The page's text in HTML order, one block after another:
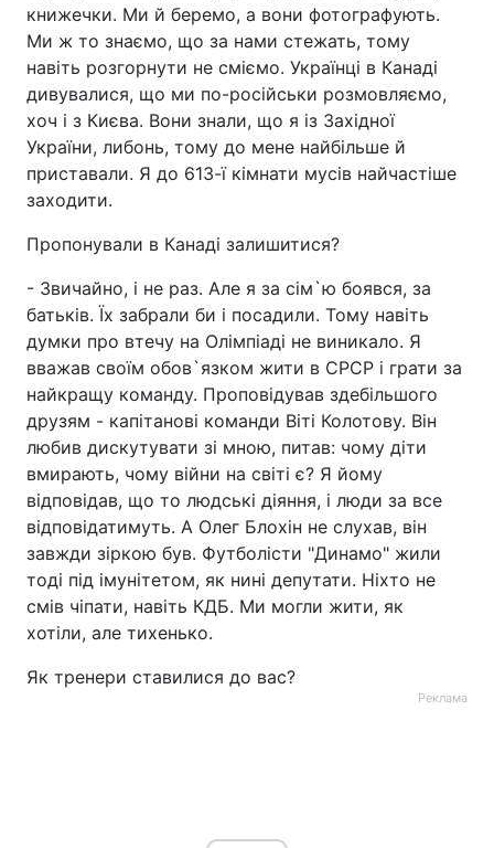
Послуги
книжечки. Ми й беремо, а вони фотографують.
Ми ж то знаємо, що за нами стежать, тому
навіть розгорнути не сміємо. Українці в Канаді
дивувалися, що ми по-російськи розмовляємо,
хоч і з Києва. Вони знали, що я із Західної
України, либонь, тому до мене найбільше й
приставали. Я до 613-ї кімнати мусів найчастіше
заходити.
Пропонували в Канаді залишитися?
- Звичайно, і не раз. Але я за сім`ю боявся, за
батьків. Їх забрали би і посадили. Тому навіть
думки про втечу на Олімпіаді не виникало. Я
вважав своїм обов`язком жити в СРСР і грати за
найкращу команду. Проповідував здебільшого
друзям - капітанові команди Віті Колотову. Він
любив дискутувати зі мною, питав: чому діти
вмирають, чому війни на світі є? Я йому
відповідав, що то людські діяння, і люди за все
відповідатимуть. А Олег Блохін не слухав, він
завжди зіркою був. Футболісти "Динамо" жили
тоді під імунітетом, як нині депутати. Ніхто не
смів чіпати, навіть КДБ. Ми могли жити, як
хотіли, але тихенько.
Як тренери ставилися до вас?
Реклама